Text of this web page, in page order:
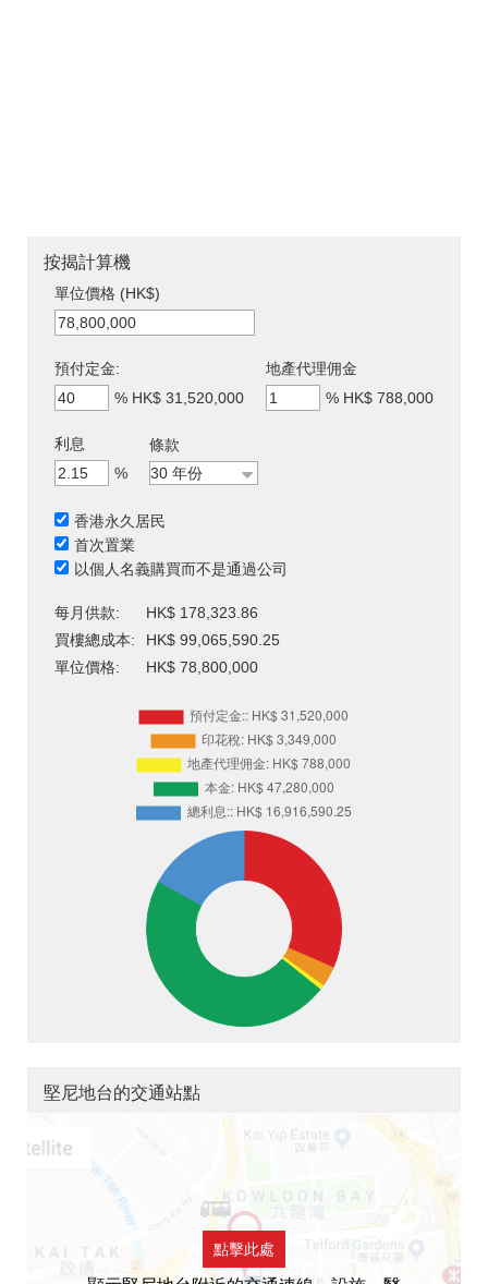
按揭計算機
單位價格 (HK$)
預付定金:
% HK$ 31,520,000
地產代理佣金
% HK$ 788,000
利息
%
條款
香港永久居民
首次置業
以個人名義購買而不是通過公司
每月供款:
HK$ 178,323.86
買樓總成本:
HK$ 99,065,590.25
單位價格:
HK$ 78,800,000
堅尼地台的交通站點
點擊此處